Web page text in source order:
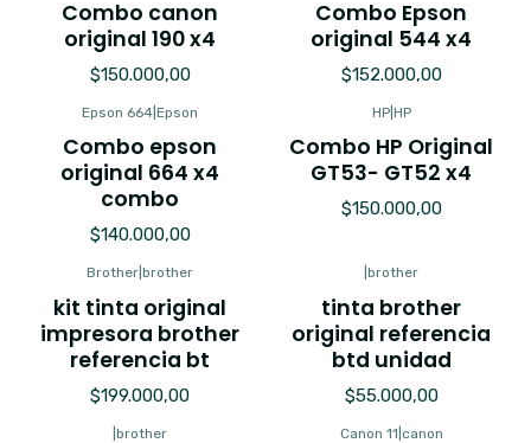
Combo canon
original 190 x4
$150.000,00
Combo Epson
original 544 x4
$152.000,00
Epson 664 Epson
Combo epson
original 664 x4
combo
$140.000,00
HP| HP
Combo HP Original
GT53- GT52 x4
$150.000,00
Brother brother
kit tinta original
impresora brother
referencia bt
$199.000,00
brother
tinta brother
original referencia
btd unidad
$55.000,00
brother Canon 11 canon